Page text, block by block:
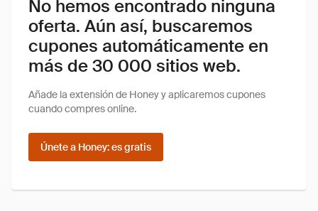
No hemos encontrado ninguna
oferta. Aún así, buscaremos
cupones automáticamente en
más de 30 000 sitios web.
Añade la extensión de Honey y aplicaremos cupones
cuando compres online.
Únete a Honey: es gratis